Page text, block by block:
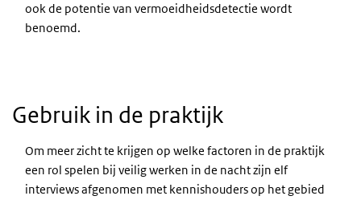
ook de potentie van vermoeidheidsdetectie wordt
benoemd.
Gebruik in de praktijk
Om meer zicht te krijgen op welke factoren in de praktijk
een rol spelen bij veilig werken in de nacht zijn elf
interviews afgenomen met kennishouders op het gebied